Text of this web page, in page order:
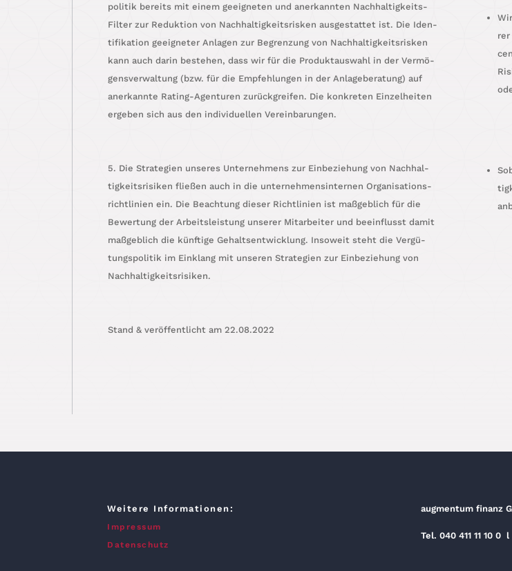
po­li­tik bereits mit einem geeig­ne­ten und aner­kann­ten Nach­hal­tig­keits-
Fil­ter zur Reduk­ti­on von Nach­hal­tig­keits­ris­ken aus­ge­stat­tet ist. Die Iden­
ti­fi­ka­ti­on geeig­ne­ter Anla­gen zur Begren­zung von Nach­hal­tig­keits­ris­ken
kann auch dar­in bestehen, dass wir für die Pro­dukt­aus­wahl in der Ver­mö­
gens­ver­wal­tung (bzw. für die Emp­feh­lun­gen in der Anla­ge­be­ra­tung) auf
aner­kann­te Rating-Agen­tu­ren zurück­grei­fen. Die kon­kre­ten Ein­zel­hei­ten
erge­ben sich aus den indi­vi­du­el­len Vereinbarungen.
5. Die Stra­te­gien unse­res Unter­neh­mens zur Ein­be­zie­hung von Nach­hal­
tig­keits­ri­si­ken flie­ßen auch in die unter­neh­mens­in­ter­nen Orga­ni­sa­ti­ons­
richt­li­ni­en ein. Die Beach­tung die­ser Richt­li­ni­en ist maß­geb­lich für die
Bewer­tung der Arbeits­leis­tung unse­rer Mit­ar­bei­ter und beein­flusst damit
maß­geb­lich die künf­ti­ge Gehalts­ent­wick­lung. Inso­weit steht die Ver­gü­
tungs­po­li­tik im Ein­klang mit unse­ren Stra­te­gien zur Ein­be­zie­hung von
Nachhaltigkeitsrisiken.
Stand & ver­öf­fent­licht am 22.08.2022
Weitere Informationen:
Impressum
Datenschutz
augmentum finanz
Tel. 040 411 11 10 0 l